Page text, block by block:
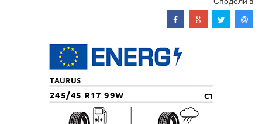
TAURUS
245/45 R17 99W C1